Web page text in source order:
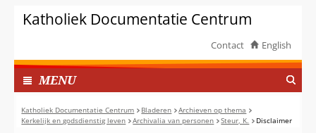
van
cookies
deze
website
worden
toegestaan
of
inhoudKatholiek Documentatie Centrum
Contact English
MENUI
N
G
E
Katholiek Documentatie Centrum Bladeren
Archieven op thema
Kerkelijk en godsdienstig leven
Archivalia van personen Steur, K. Disclaimer